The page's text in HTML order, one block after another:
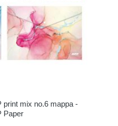
print mix no.6 mappa -
Paper